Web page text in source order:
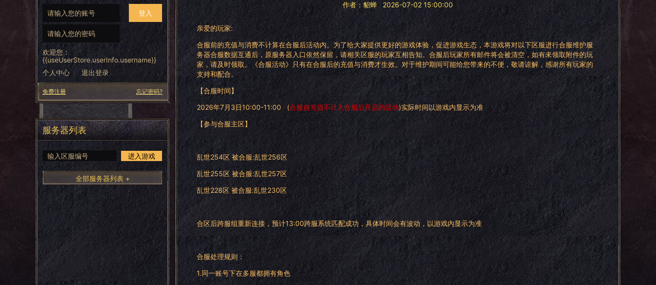
登入
下次自动登录
同意《用户服务协议》并阅读《隐私政策 》
免费注册 忘记密码?
欢迎您：
{{useUserStore.userInfo.username}}
个人中心
退出登录
您最近玩过：
服务器列表
进入游戏
全部服务器列表 +
作者：貂蝉 2026-07-02 15:00:00
亲爱的玩家:
合服前的充值与消费不计算在合服后活动内。为了给大家提供更好的游戏体验，促进游戏生态，本游戏将对以下区服进行合服维护服
务器合服数据互通后，原服务器入口依然保留，请相关区服的玩家互相告知。合服后玩家所有邮件将会被清空，如有未领取附件的玩
家，请及时领取。《合服活动》只有在合服后的充值与消费才生效。对于维护期间可能给您带来的不便，敬请谅解，感谢所有玩家的
支持和配合。
【合服时间】
2026年7月3日10:00-11:00 (合服前充值不计入合服后开启的活动)实际时间以游戏内显示为准
【参与合服主区】
乱世254区 被合服:乱世256区
乱世255区 被合服:乱世257区
乱世228区 被合服:乱世230区
合区后跨服组重新连接，预计13:00跨服系统匹配成功，具体时间会有波动，以游戏内显示为准
合服处理规则：
1.同一账号下在多服都拥有角色